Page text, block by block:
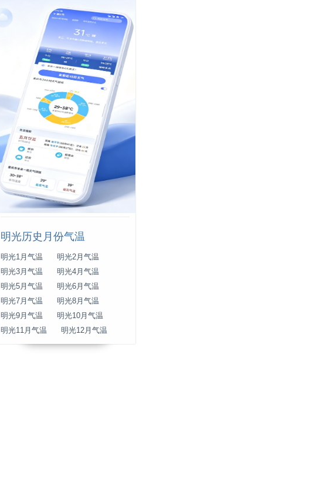
明光历史月份气温
明光1月气温
明光2月气温
明光3月气温
明光4月气温
明光5月气温
明光6月气温
明光7月气温
明光8月气温
明光9月气温
明光10月气温
明光11月气温
明光12月气温